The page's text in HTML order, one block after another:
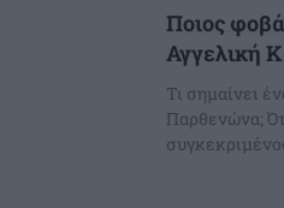
Ποιος
Αγγελική
Τι σημαίνει
Παρθενώνα;